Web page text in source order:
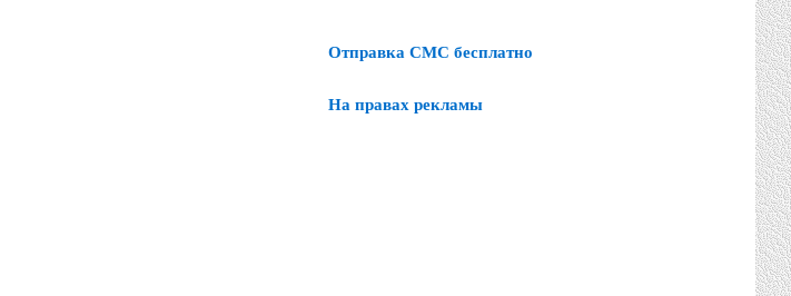
Отправка СМС бесплатно
На правах рекламы